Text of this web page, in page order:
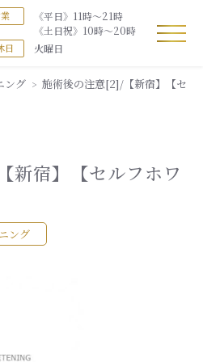
《平日》11時～21時
《土日祝》10時～20時
日 火曜日
ング
施術後の注意[2]/【新宿】【セ
新宿】【セルフホワ
ング